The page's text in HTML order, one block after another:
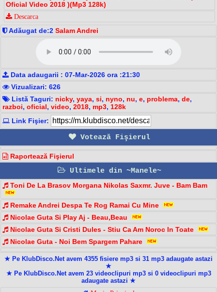
Oficial Video 2018 )(Mp3 128k)
Descarca
Adăugat de:2 Salam Andrei
Data adaugarii : 07-Mar-2026 ora :21:30
Vizualizari: 626
Listă Taguri: nicky, yaya, si, nyno, nu, e, problema, de,
razboi, oficial, video, 2018, mp3, 128k
Link Fişier:
Votează Fişierul
Raportează Fişierul
Ultimele din ~Manele~
Toni De La Brasov Morgana Nikolas Saxmr. Juve - Bam Bam️
Remake Andrei Despa Te Rog Ramai Cu Mine
Nicolae Guta Si Play Aj - Beau,Beau
Nicolae Guta Si Cristi Dules - Stiu Ca Am Noroc In Toate
Nicolae Guta - Noi Bem Spargem Pahare
★ Pe KlubDisco.Net avem 4355 fisiere mp3 si 31 mp3 adaugate astazi
★
★ Pe KlubDisco.Net avem 23 videoclipuri mp3 si 0 videoclipuri mp3
adaugate astazi ★